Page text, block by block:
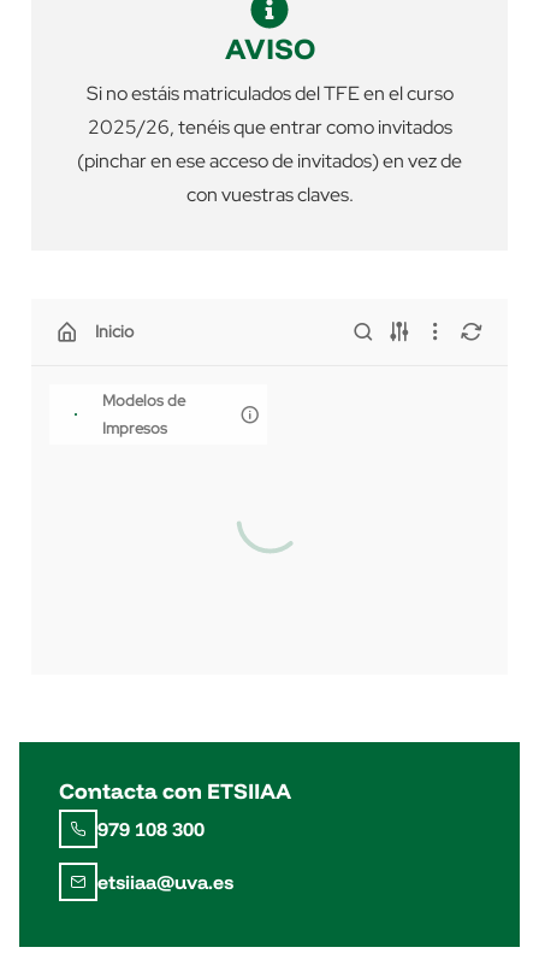
AVISO
Si no estáis matriculados del TFE en el curso
2025/26, tenéis que entrar como invitados
(pinchar en ese acceso de invitados) en vez de
con vuestras claves.
Inicio
Modelos de
Impresos
Contacta con ETSIIAA
979 108 300
etsiiaa@uva.es